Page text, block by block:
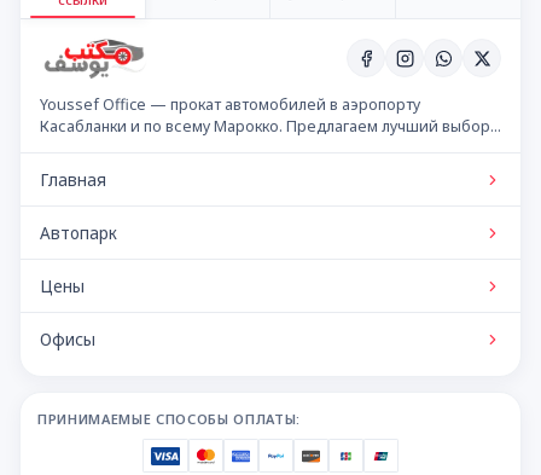
Youssef Office — прокат автомобилей в аэропорту
Касабланки и по всему Марокко. Предлагаем лучший выбор
Главная
Автопарк
Цены
Офисы
ПРИНИМАЕМЫЕ СПОСОБЫ ОПЛАТЫ: